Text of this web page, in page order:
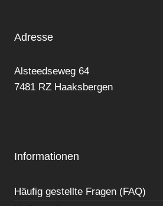
Adresse
Alsteedseweg 64
7481 RZ Haaksbergen
Informationen
Häufig gestellte Fragen (FAQ)